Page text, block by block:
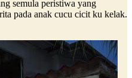
semula peristiwa yang
pada anak cucu cicit ku kelak.